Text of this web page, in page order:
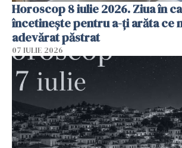
Horoscop 8 iulie 2026. Ziua în
încetinește pentru a-ți arăta ce
adevărat păstrat
07 IULIE 2026